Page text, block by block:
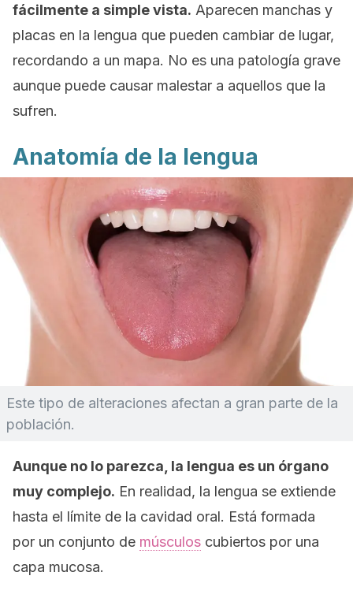
fácilmente a simple vista. Aparecen manchas y
placas en la lengua que pueden cambiar de lugar,
recordando a un mapa. No es una patología grave
aunque puede causar malestar a aquellos que la
sufren.
Anatomía de la lengua
Este tipo de alteraciones afectan a gran parte de la
población.
Aunque no lo parezca, la lengua es un órgano
muy complejo. En realidad, la lengua se extiende
hasta el límite de la cavidad oral. Está formada
por un conjunto de músculos cubiertos por una
capa mucosa.